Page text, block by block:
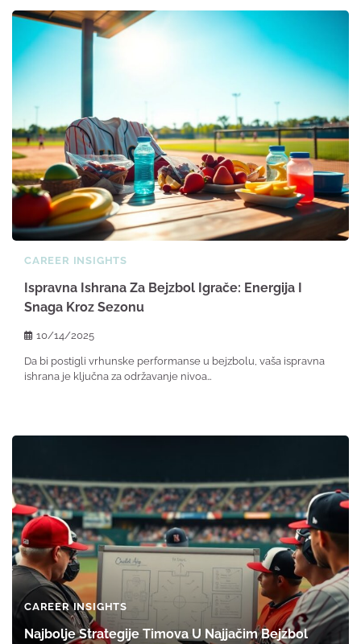
CAREER INSIGHTS
Ispravna Ishrana Za Bejzbol Igrače: Energija I
Snaga Kroz Sezonu
10/14/2025
Da bi postigli vrhunske performanse u bejzbolu, vaša ispravna
ishrana je ključna za održavanje nivoa…
CAREER INSIGHTS
Najbolje Strategije Timova U Najjačim Bejzbol